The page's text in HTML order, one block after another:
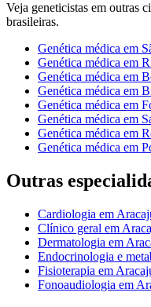
Veja geneticistas em outras
brasileiras.
Genética médica em
Genética médica em
Genética médica em
Genética médica em
Genética médica em
Genética médica em
Genética médica em
Genética médica em
Outras
Cardiologia em
Clínico geral em
Dermatologia em
Endocrinologia e
Fisioterapia em
Fonoaudiologia em